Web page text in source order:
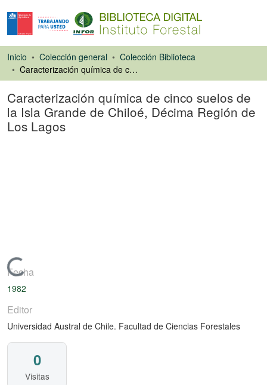
Inicio Colección general
Colección Biblioteca
Caracterización química de cinco suelos de la Isla Grande de Chiloé, Décima Región de Los Lagos
Caracterización química de cinco suelos de
la Isla Grande de Chiloé, Décima Región de
Los Lagos
Cargando...
Fecha
1982
Editor
Universidad Austral de Chile. Facultad de Ciencias Forestales
0
Visitas